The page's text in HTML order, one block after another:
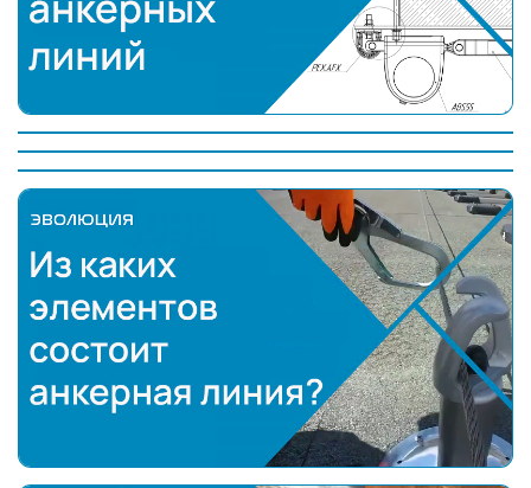
осмотр анкерных линий
Монтаж анкерной линии
Крепление анкерной линии к несущей
Из каких элементов состоит анкерная линия?